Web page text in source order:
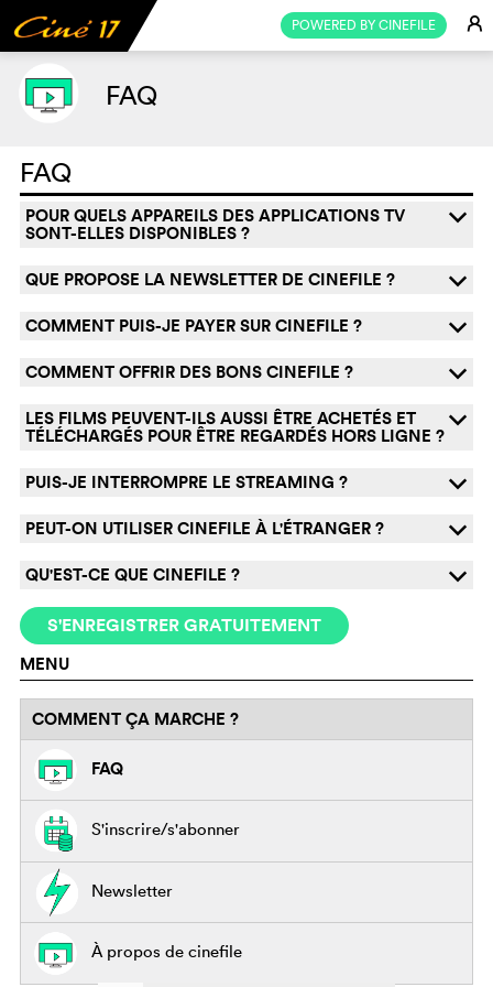
POWERED BY CINEFILE E
FAQ
FAQ
q
POUR QUELS APPAREILS DES APPLICATIONS TV
SONT-ELLES DISPONIBLES ?
q
QUE PROPOSE LA NEWSLETTER DE CINEFILE ?
q
COMMENT PUIS-JE PAYER SUR CINEFILE ?
q
COMMENT OFFRIR DES BONS CINEFILE ?
q
LES FILMS PEUVENT-ILS AUSSI ÊTRE ACHETÉS ET
TÉLÉCHARGÉS POUR ÊTRE REGARDÉS HORS LIGNE ?
q
PUIS-JE INTERROMPRE LE STREAMING ?
q
PEUT-ON UTILISER CINEFILE À L'ÉTRANGER ?
q
QU'EST-CE QUE CINEFILE ?
S'ENREGISTRER GRATUITEMENT
MENU
COMMENT ÇA MARCHE ?
FAQ
S'inscrire/s'abonner
Newsletter
À propos de cinefile